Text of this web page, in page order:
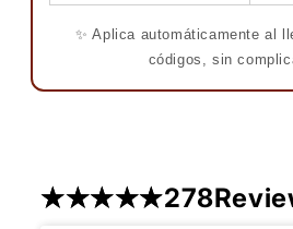
✨ Aplica automáticamente al
códigos, sin
278